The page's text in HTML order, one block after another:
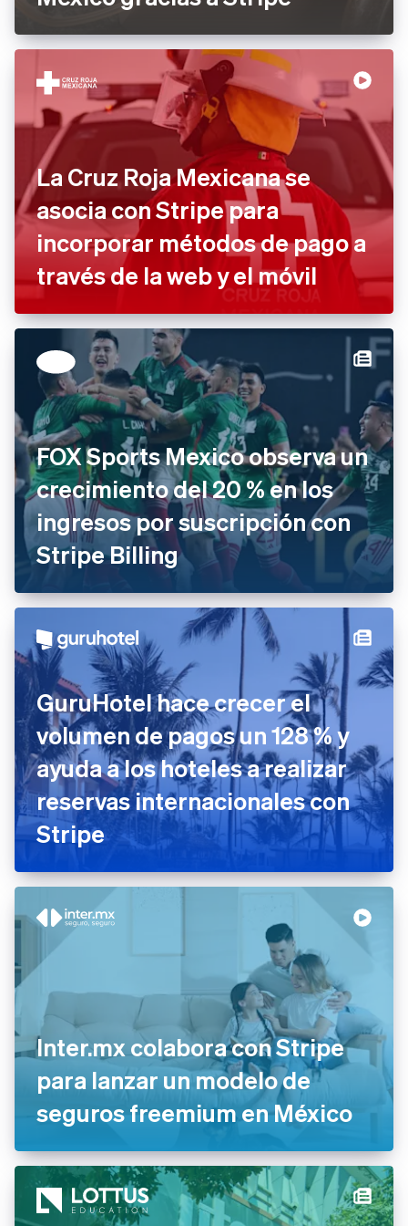
Viajes, hospitalidad y placer
La Cruz Roja Mexicana se
asocia con Stripe para
incorporar métodos de pago a
través de la web y el móvil
FOX Sports Mexico observa un
crecimiento del 20 % en los
ingresos por suscripción con
Stripe Billing
GuruHotel hace crecer el
volumen de pagos un 128 % y
ayuda a los hoteles a realizar
reservas internacionales con
Stripe
Inter.mx colabora con Stripe
para lanzar un modelo de
seguros freemium en México
Alemania
DeutschEnglish
Australia
English
Austria
DeutschEnglish
Bélgica
Nederlands Français Deutsch English
Brasil
PortuguêsEnglish
Bulgaria
English
简体中文 English
Croacia
Italiano
Dinamarca
English
Emiratos Árabes Unidos
Eslovaquia
English
Eslovenia
Italiano